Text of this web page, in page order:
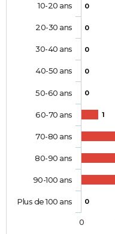
0
0
0
0
0
1
0
10-20 ans
20-30 ans
30-40 ans
40-50 ans
50-60 ans
60-70 ans
70-80 ans
80-90 ans
90-100 ans
Plus de 100 ans
0